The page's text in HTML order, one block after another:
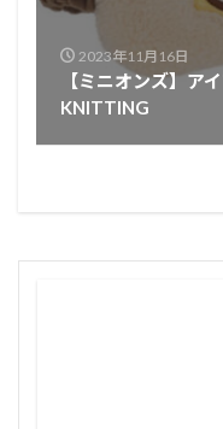
2023年11月16日
【ミニオンズ】ア
KNITTING